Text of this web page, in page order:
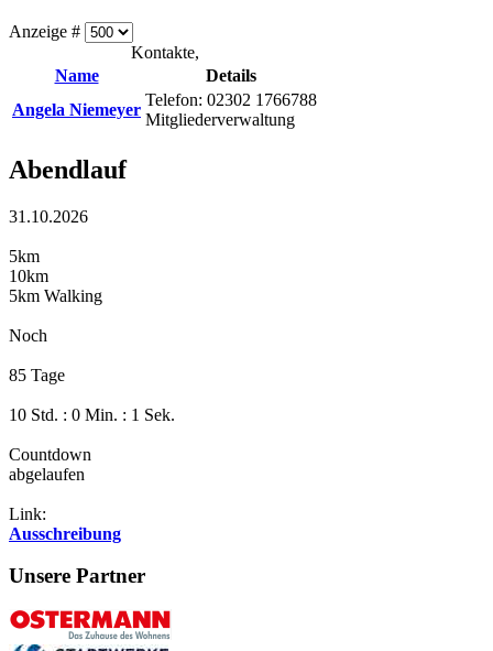
Anzeige #
Kontakte,
Name
Details
Angela Niemeyer
Telefon: 02302 1766788
Mitgliederverwaltung
Abendlauf
31.10.2026
5km
10km
5km Walking
Noch
85 Tage
10 Std. : 0 Min. : 1 Sek.
Countdown
abgelaufen
Link:
Ausschreibung
Unsere Partner